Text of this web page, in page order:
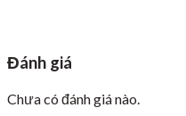
Đánh giá
Chưa có đánh giá nào.